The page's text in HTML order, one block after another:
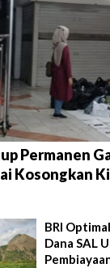
Permanen
Kosongkan
BRI
Dana SAL